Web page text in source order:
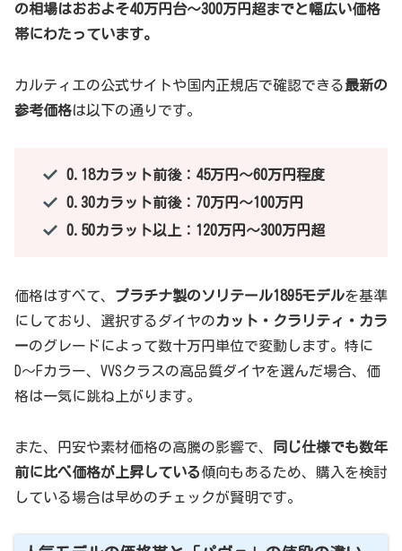
の相場はおおよそ40万円台〜300万円超までと幅広い価格
帯にわたっています。
カルティエの公式サイトや国内正規店で確認できる最新の
参考価格は以下の通りです。
0.18カラット前後：45万円〜60万円程度
0.30カラット前後：70万円〜100万円
0.50カラット以上：120万円〜300万円超
価格はすべて、 プラチナ製のソリテール1895モデルを基準
にしており、選択するダイヤのカット・クラリティ・カラ
ーのグレードによって数十万円単位で変動します。特に
D〜Fカラー、VVSクラスの高品質ダイヤを選んだ場合、価
格は一気に跳ね上がります。
また、円安や素材価格の高騰の影響で、 同じ仕様でも数年
前に比べ価格が上昇している傾向もあるため、購入を検討
している場合は早めのチェックが賢明です。